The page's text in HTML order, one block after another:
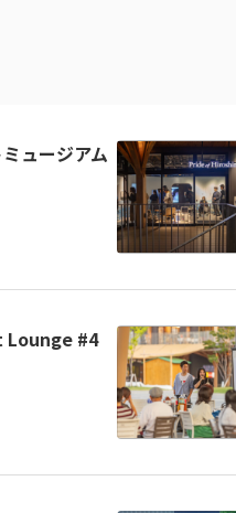
ュージアム
Lounge #4